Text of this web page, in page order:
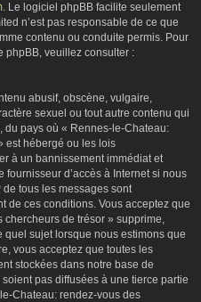
. Le logiciel phpBB facilite seulement
n’est pas responsable de ce que
contenu ou conduite permis. Pour
phpBB, veuillez consulter :
abusif, obscène, vulgaire,
sexuel ou tout autre contenu qui
du pays où « Rennes-le-Chateau:
est hébergé ou les lois
à un bannissement immédiat et
d’accès à Internet si nous
tous les messages sont
de ces conditions. Vous acceptez que
de trésor » supprime,
quel sujet lorsque nous estimons que
vous acceptez que toutes les
stockées dans notre base de
pas diffusées à une tierce partie
Chateau: rendez-vous des